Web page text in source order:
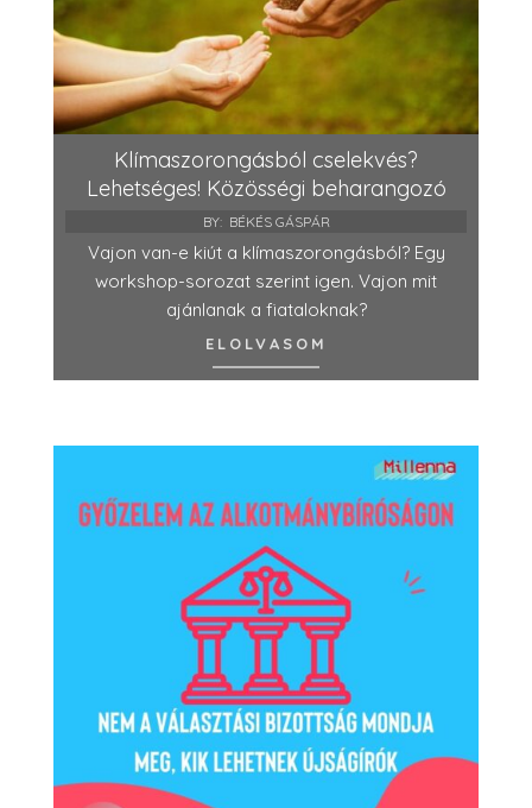
Klímaszorongásból cselekvés?
Lehetséges! Közösségi beharangozó
BY: BÉKÉS GÁSPÁR
Vajon van-e kiút a klímaszorongásból? Egy
workshop-sorozat szerint igen. Vajon mit
ajánlanak a fiataloknak?
ELOLVASOM